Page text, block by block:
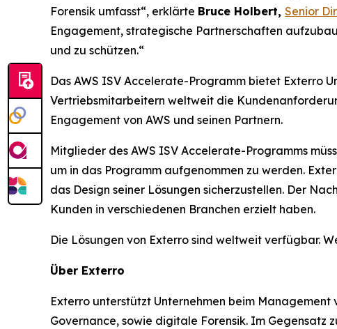
Forensik umfasst“, erklärte Bruce Holbert, Senior
Engagement, strategische Partnerschaften
und zu schützen.“
Das AWS ISV Accelerate-Programm bietet Exterro
Vertriebsmitarbeitern weltweit die
Engagement von AWS und seinen Partnern.
Mitglieder des AWS ISV Accelerate-Programms
um in das Programm aufgenommen zu werden.
das Design seiner Lösungen sicherzustellen. Der
Kunden in verschiedenen Branchen erzielt haben.
Die Lösungen von Exterro sind weltweit verfügbar.
Über Exterro
Exterro unterstützt Unternehmen beim
Governance, sowie digitale Forensik. Im Gegensatz